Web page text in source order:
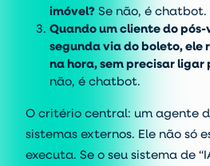
imóvel? Se não, é chatbot.
Quando um cliente do
segunda via do boleto, ele
na hora, sem precisar ligar
não, é chatbot.
O critério central: um agente
sistemas externos. Ele não só
executa. Se o seu sistema de